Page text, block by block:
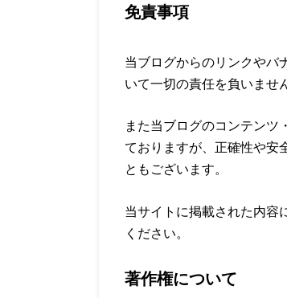
免責事項
当ブログからのリンクやバ
いて一切の責任を負いませ
また当ブログのコンテンツ
ておりますが、正確性や安
ともございます。
当サイトに掲載された内容
ください。
著作権について